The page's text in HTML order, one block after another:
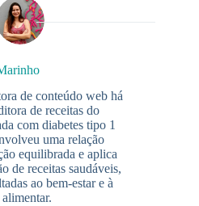
de conteúdo web há
de receitas do
com diabetes tipo 1
uma relação
equilibrada e aplica
de receitas saudáveis,
ao bem-estar e à